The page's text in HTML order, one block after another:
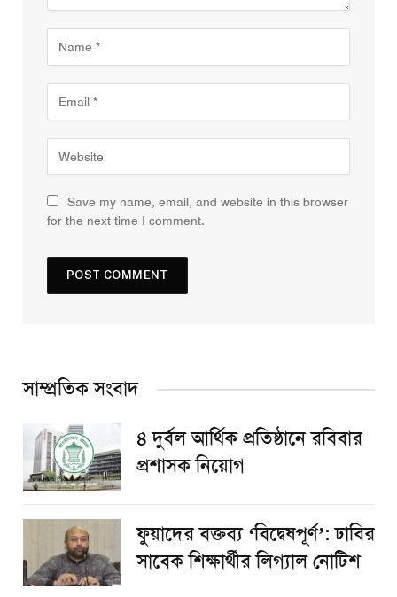
Save my name, email, and website in this browser
for the next time I comment.
সাম্প্রতিক সংবাদ
৪ দুর্বল আর্থিক প্রতিষ্ঠানে রবিবার
প্রশাসক নিয়োগ
ফুয়াদের বক্তব্য ‘বিদ্বেষপূর্ণ’: ঢাবির
সাবেক শিক্ষার্থীর লিগ্যাল নোটিশ